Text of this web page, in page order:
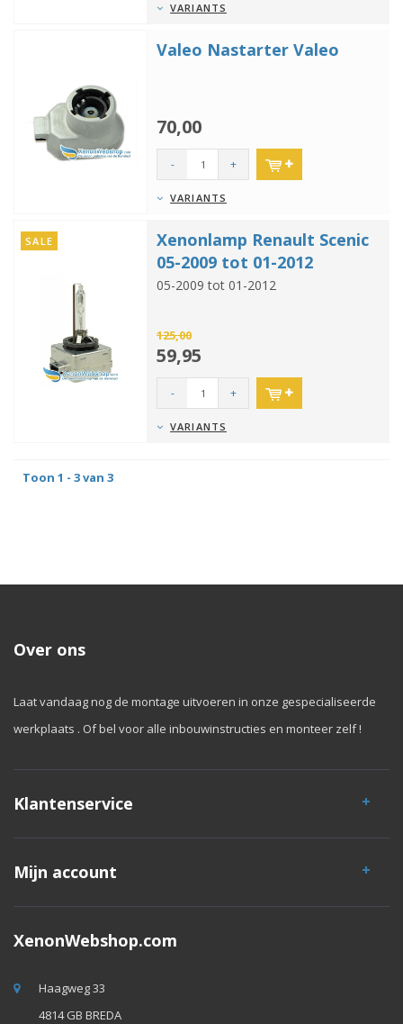
VARIANTS
Valeo Nastarter Valeo
70,00
- +
VARIANTS
SALE
Xenonlamp Renault Scenic
05-2009 tot 01-2012
05-2009 tot 01-2012
125,00
59,95
- +
VARIANTS
Toon 1 - 3 van 3
Over ons
Laat vandaag nog de montage uitvoeren in onze gespecialiseerde
werkplaats . Of bel voor alle inbouwinstructies en monteer zelf !
Klantenservice
Mijn account
XenonWebshop.com
Haagweg 33
4814 GB BREDA